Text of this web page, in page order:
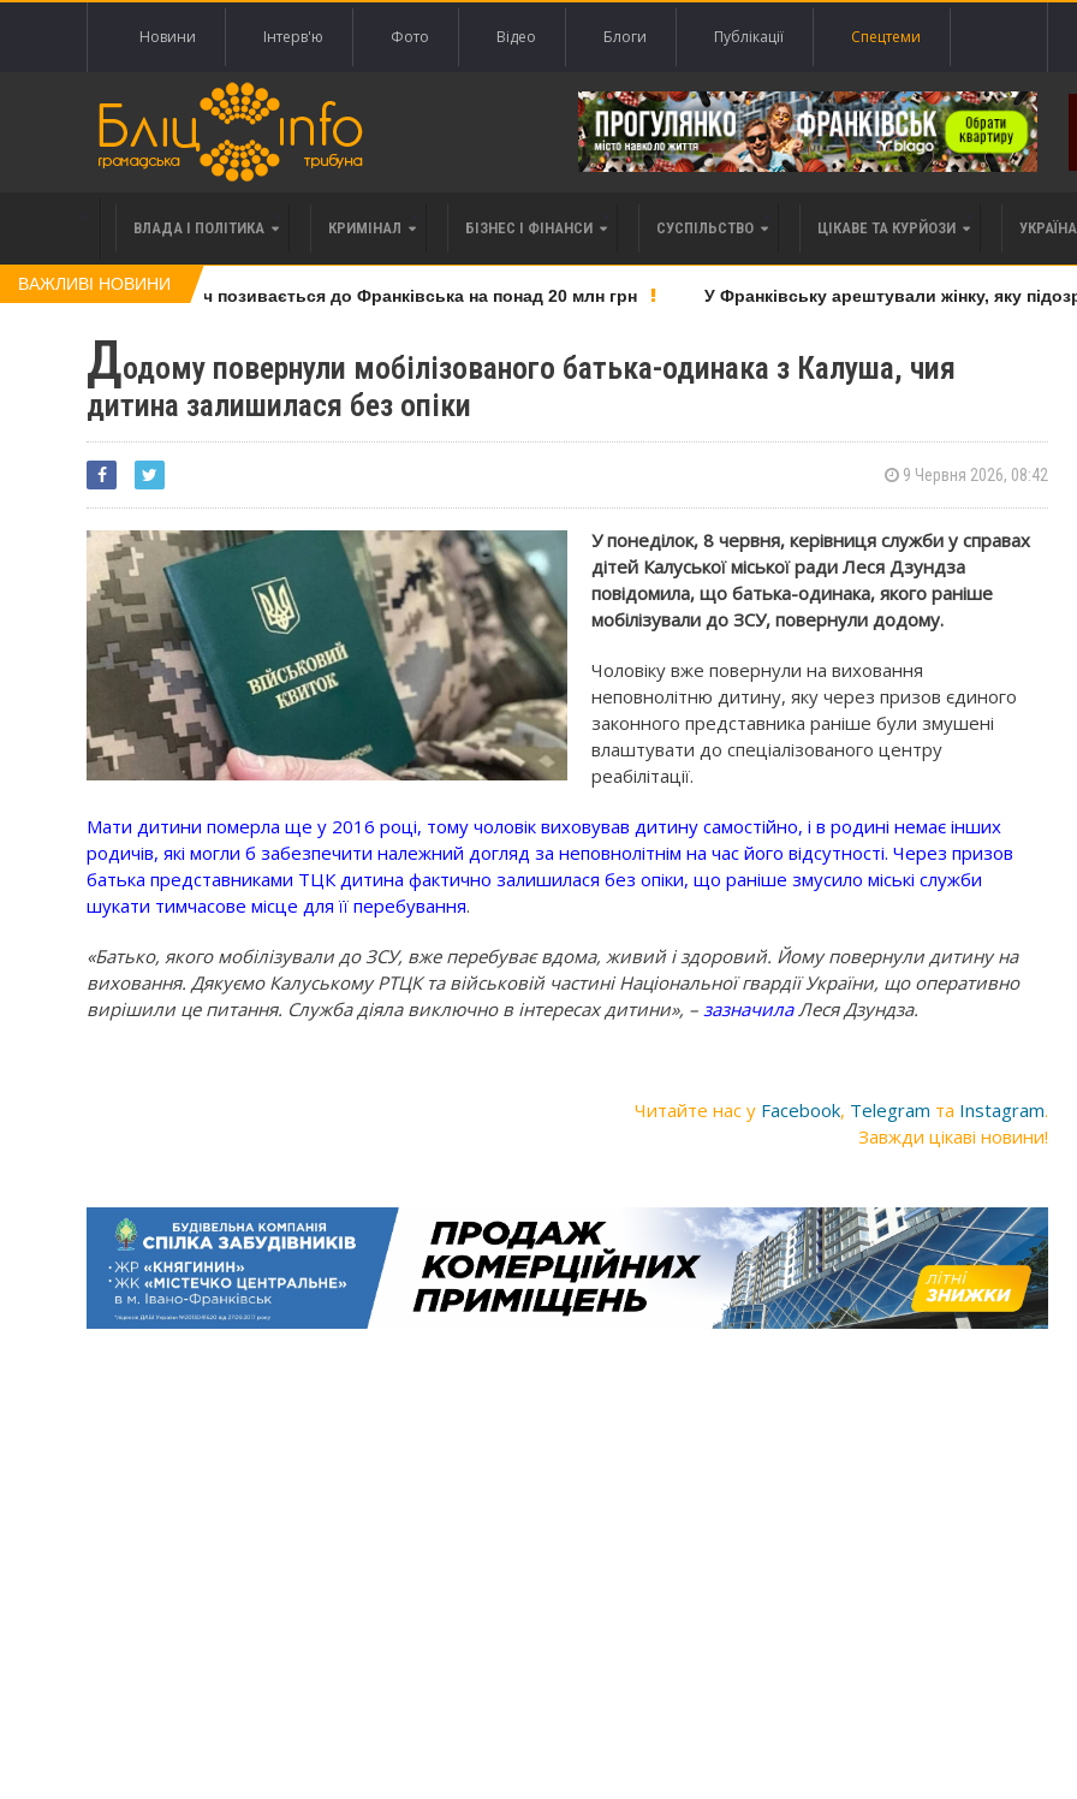
Новини Інтерв'ю Фото Відео Блоги Публікації Спецтеми
ВЛАДА І ПОЛІТИКА КРИМІНАЛ БІЗНЕС І ФІНАНСИ СУСПІЛЬСТВО ЦІКАВЕ ТА КУРЙОЗИ
ВАЖЛИВІ НОВИНИ
вимоги за 120 тисяч позивається до Франківська на понад 20 млн грн У Франківську арештували жінку, яку
Додому повернули мобілізованого батька-одинака з Калуша, чия
дитина залишилася без опіки
9 Червня 2026, 08:42
У понеділок, 8 червня, керівниця служби у справах
дітей Калуської міської ради Леся Дзундза
повідомила, що батька-одинака, якого раніше
мобілізували до ЗСУ, повернули додому.
Чоловіку вже повернули на виховання
неповнолітню дитину, яку через призов єдиного
законного представника раніше були змушені
влаштувати до спеціалізованого центру
реабілітації.
Мати дитини померла ще у 2016 році, тому чоловік виховував дитину самостійно, і в родині немає інших
родичів, які могли б забезпечити належний догляд за неповнолітнім на час його відсутності. Через призов
батька представниками ТЦК дитина фактично залишилася без опіки, що раніше змусило міські служби
шукати тимчасове місце для її перебування.
«Батько, якого мобілізували до ЗСУ, вже перебуває вдома, живий і здоровий. Йому повернули дитину на
виховання. Дякуємо Калуському РТЦК та військовій частині Національної гвардії України, що оперативно
вирішили це питання. Служба діяла виключно в інтересах дитини», – зазначилаЛеся Дзундза.
Читайте нас у Facebook, Telegram та Instagram.
Завжди цікаві новини!